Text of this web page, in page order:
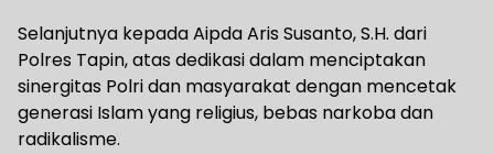
Selanjutnya kepada Aipda Aris Susanto, S.H. dari
Polres Tapin, atas dedikasi dalam menciptakan
sinergitas Polri dan masyarakat dengan mencetak
generasi Islam yang religius, bebas narkoba dan
radikalisme.